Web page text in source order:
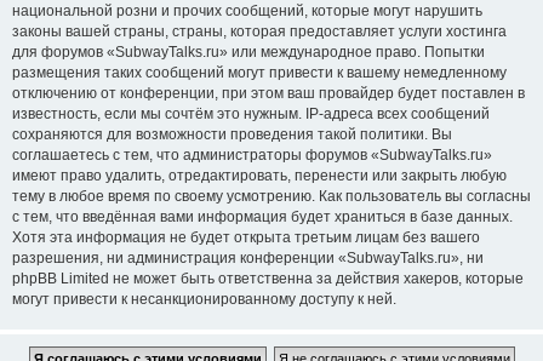
национальной розни и прочих сообщений, которые могут нарушить
законы вашей страны, страны, которая предоставляет услуги хостинга
для форумов «SubwayTalks.ru» или международное право. Попытки
размещения таких сообщений могут привести к вашему немедленному
отключению от конференции, при этом ваш провайдер будет поставлен в
известность, если мы сочтём это нужным. IP-адреса всех сообщений
сохраняются для возможности проведения такой политики. Вы
соглашаетесь с тем, что администраторы форумов «SubwayTalks.ru»
имеют право удалить, отредактировать, перенести или закрыть любую
тему в любое время по своему усмотрению. Как пользователь вы согласны
с тем, что введённая вами информация будет храниться в базе данных.
Хотя эта информация не будет открыта третьим лицам без вашего
разрешения, ни администрация конференции «SubwayTalks.ru», ни
phpBB Limited не может быть ответственна за действия хакеров, которые
могут привести к несанкционированному доступу к ней.